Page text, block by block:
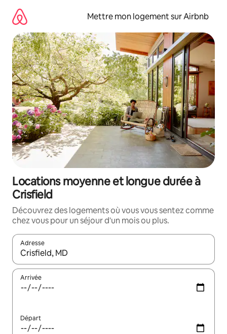
directement
contenu
Mettre mon logement sur Airbnb
Locations moyenne et longue durée à
Crisfield
Découvrez des logements où vous vous sentez comme
chez vous pour un séjour d'un mois ou plus.
Adresse
Lorsque les résultats s'affichent, utilisez les flèches vers le
Arrivée
Départ